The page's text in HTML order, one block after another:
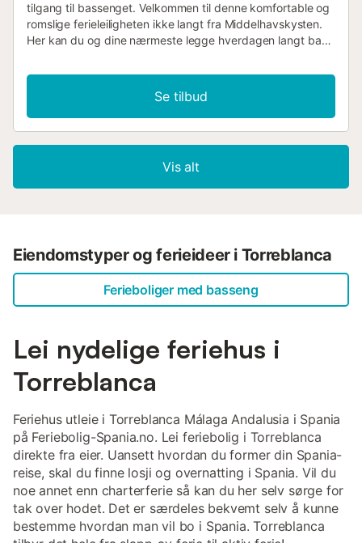
tilgang til bassenget. Velkommen til denne komfortable og
romslige ferieleiligheten ikke langt fra Middelhavskysten.
Her kan du og dine nærmeste legge hverdagen langt bak
Tilbered favorittmåltidene, planlegg aktivitetene og se en
spennende film i den koselige sofaen etter en
begivenhetsrik dag. Nyt en velduftende kaffe på
terrassen, og forfrisk deg i det felles bassenget i de varme
Torreblanca, utforsk den historiske gamlebyen i Peñíscola
med den imponerende tempelridderborgen og nyt utsikten
hvis du er ute etter avslapning, innbyr de fine
sandstrendene i Torreblanca og området rundt til soling og
Se tilbud
Vis alt
Eiendomstyper og ferieideer i Torreblanca
Ferieboliger med basseng
Lei nydelige feriehus i
Torreblanca
Feriehus utleie i Torreblanca Málaga Andalusia i Spania
på Feriebolig-Spania.no. Lei feriebolig i Torreblanca
direkte fra eier. Uansett hvordan du former din Spania-
reise, skal du finne losji og overnatting i Spania. Vil du
noe annet enn charterferie så kan du her selv sørge for
tak over hodet. Det er særdeles bekvemt selv å kunne
bestemme hvordan man vil bo i Spania. Torreblanca